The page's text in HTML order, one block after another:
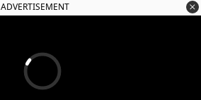
ADVERTISEMENT